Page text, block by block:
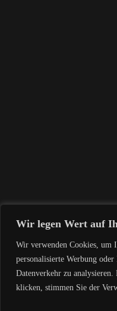
Wir legen Wert auf
Wir verwenden Cookies, um
personalisierte Werbung
Datenverkehr zu
klicken, stimmen Sie der